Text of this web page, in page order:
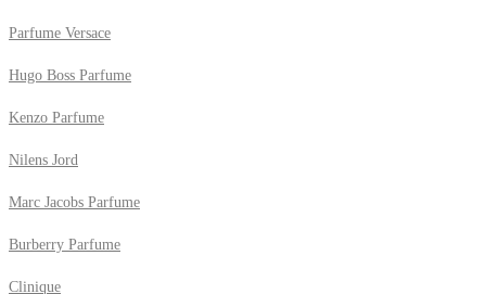
Parfume Versace
Hugo Boss Parfume
Kenzo Parfume
Nilens Jord
Marc Jacobs Parfume
Burberry Parfume
Clinique